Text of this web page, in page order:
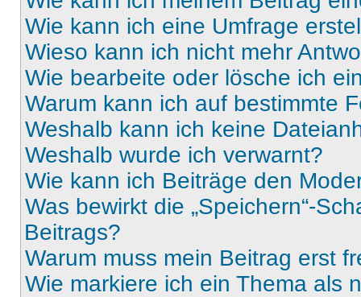
Wie kann ich eine Umfrage
Wieso kann ich nicht mehr
Wie bearbeite oder lösche ich
Warum kann ich auf bestimmte
Weshalb kann ich keine
Weshalb wurde ich verwarnt?
Wie kann ich Beiträge den
Was bewirkt die „Speichern“-
Beitrags?
Warum muss mein Beitrag erst
Wie markiere ich ein Thema als